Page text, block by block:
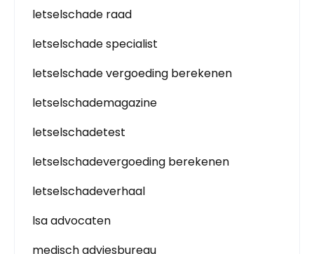
letselschade raad
letselschade specialist
letselschade vergoeding berekenen
letselschademagazine
letselschadetest
letselschadevergoeding berekenen
letselschadeverhaal
lsa advocaten
medisch adviesbureau